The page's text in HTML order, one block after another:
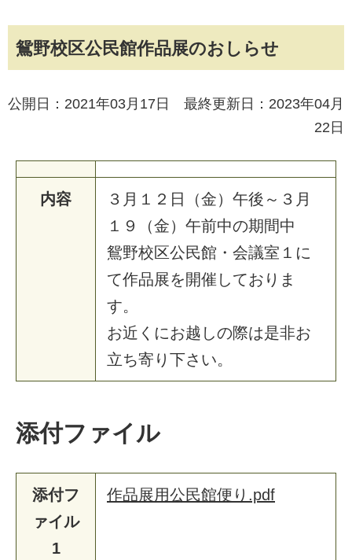
鴛野校区公民館作品展のおしらせ
公開日：2021年03月17日 最終更新日：2023年04月
22日
内容 ３ 月 １ ２ 日 （金） 午後 ～ ３ 月
１ ９ （金） 午前中の期 間中
鴛野校区公民館 ・ 会議室 １ に
て作品展を開催 してお り ま
す。
お近 く にお越 しの際は是非お
立ち寄 り 下さ い。
添付ファイル
添付フ
ァイル
1
作品展用公民館便り.pdf